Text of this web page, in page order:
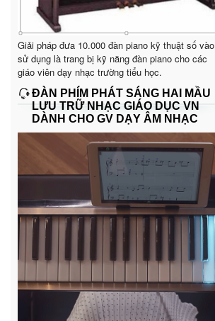
Giải pháp đưa 10.000 đàn piano kỹ thuật số vào
sử dụng là trang bị kỹ năng đàn piano cho các
giáo viên dạy nhạc trường tiểu học.
ĐÀN PHÍM PHÁT SÁNG HAI MẦU
LƯU TRỮ NHẠC GIÁO DỤC VN
DÀNH CHO GV DẠY ÂM NHẠC